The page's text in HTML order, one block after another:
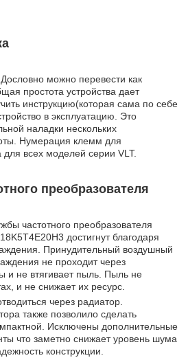
можно перевести как
простота устройства дает
инструкцию(которая сама по себе
в эксплуатацию. Это
наладки нескольких
Нумерация клемм для
всех моделей серии VLT.
преобразователя
частотного преобразователя
достигнут благодаря
Принудительный воздушный
не проходит через
и не втягивает пыль. Пыль не
и не снижает их ресурс.
через радиатор.
также позволило сделать
Исключены дополнительные
что заметно снижает уровень шума
конструкции.